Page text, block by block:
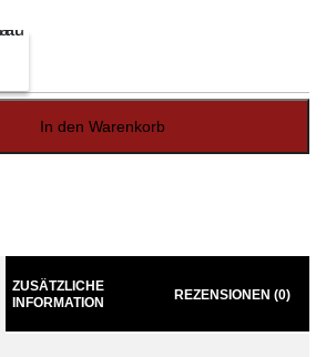
In den Warenkorb
ZUSÄTZLICHE
INFORMATION
REZENSIONEN (0)